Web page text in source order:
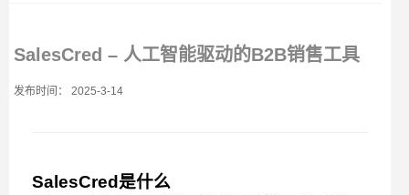
SalesCred – 人工智能驱动的B2B销售工具
发布时间： 2025-3-14
SalesCred是什么